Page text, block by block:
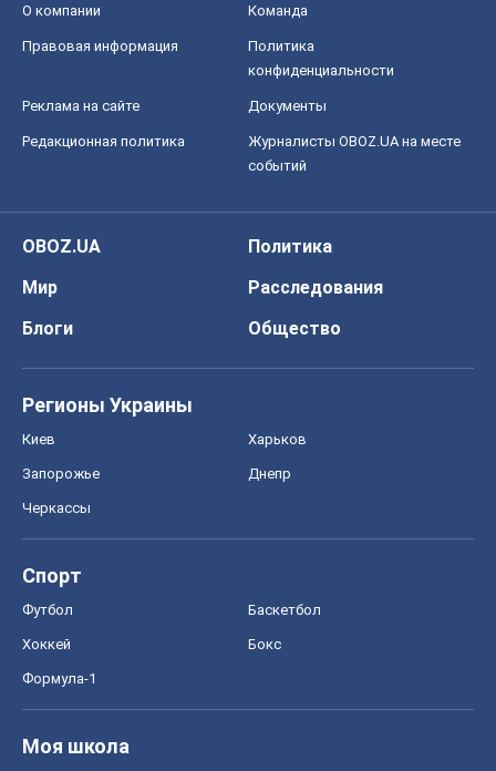
О компании Команда
Правовая информация
Политика
конфиденциальности
Реклама на сайте Документы
Редакционная политика
Журналисты OBOZ.UA на месте
событий
OBOZ.UA
Политика
Мир
Расследования
Блоги
Общество
Регионы Украины
Киев Харьков
Запорожье Днепр
Черкассы
Спорт
Футбол Баскетбол
Хоккей Бокс
Формула-1
Моя школа